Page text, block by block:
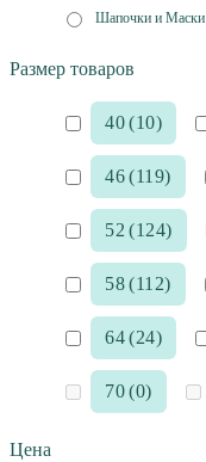
Шапочки и Маски
Размер товаров
40(10)
46(119)
52 (124)
58(112)
64(24)
70(0)
Цена